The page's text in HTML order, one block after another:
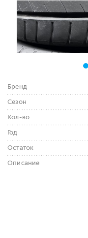
Бренд
Сезон
Кол-во
Год
Остаток
Описание